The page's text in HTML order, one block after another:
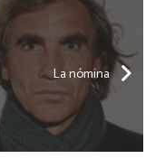
La nómina